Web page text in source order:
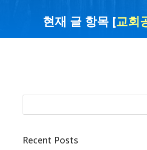
현재 글 항목 [교회
Recent Posts